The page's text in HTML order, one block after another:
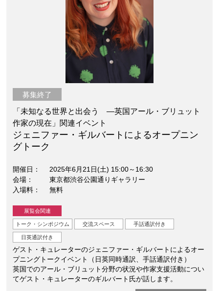
募集終了
「未知なる世界と出会う —英国アール・ブリュット
作家の現在」関連イベント
ジェニファー・ギルバートによるオープニン
グトーク
開催日
2025年6月21日(土) 15:00～16:30
会場
東京都渋谷公園通りギャラリー
入場料
無料
展覧会関連
トーク・シンポジウム 交流スペース 手話通訳付き
日英通訳付き
ゲスト・キュレーターのジェニファー・ギルバートによるオー
プニングトークイベント（日英同時通訳、手話通訳付き）
英国でのアール・ブリュット分野の状況や作家支援活動につい
てゲスト・キュレーターのギルバート氏が話します。